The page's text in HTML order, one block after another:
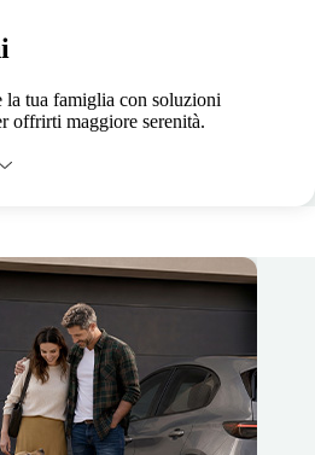
la tua famiglia con soluzioni
offrirti maggiore serenità.